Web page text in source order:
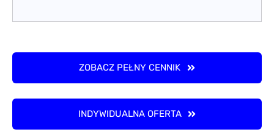
ZOBACZ PEŁNY CENNIK
INDYWIDUALNA OFERTA